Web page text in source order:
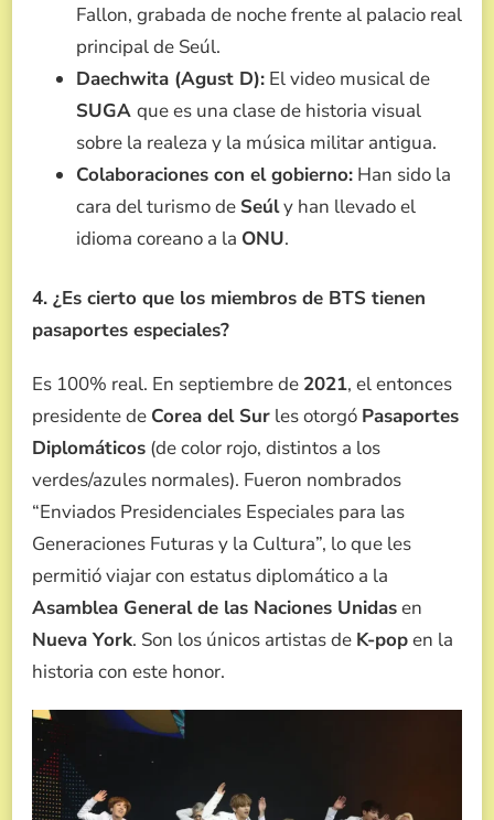
Fallon, grabada de noche frente al palacio real
principal de Seúl.
Daechwita (Agust D): El video musical de
SUGA que es una clase de historia visual
sobre la realeza y la música militar antigua.
Colaboraciones con el gobierno: Han sido la
cara del turismo de Seúly han llevado el
idioma coreano a la ONU.
4. ¿Es cierto que los miembros de BTS tienen
pasaportes especiales?
Es 100% real. En septiembre de 2021, el entonces
presidente de Corea del Sur les otorgó Pasaportes
Diplomáticos (de color rojo, distintos a los
verdes/azules normales). Fueron nombrados
“Enviados Presidenciales Especiales para las
Generaciones Futuras y la Cultura”, lo que les
permitió viajar con estatus diplomático a la
Asamblea General de las Naciones Unidasen
Nueva York. Son los únicos artistas de K-popen la
historia con este honor.